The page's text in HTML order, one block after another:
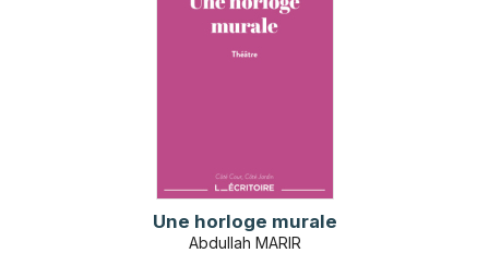
Une horloge murale
Abdullah MARIR